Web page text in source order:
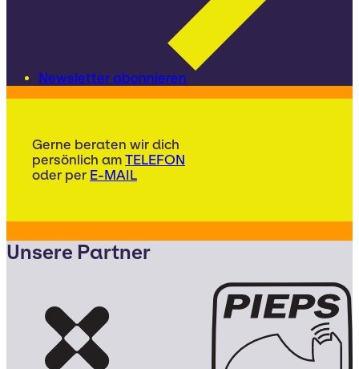
Newsletter abonnieren
Gerne beraten wir dich
persönlich am TELEFON
oder per E-MAIL
Unsere Partner